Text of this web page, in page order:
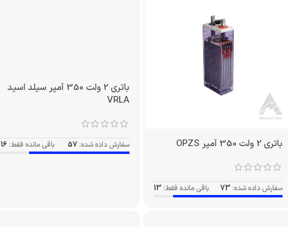
باتری 2 ولت 350 آمپر OPZS
سفارش داده شده: 73 باقی مانده فقط: 13
باتری 2 ولت 350 آمپر سیلد اسید
VRLA
سفارش داده شده: 57 باقی مانده فقط: 16